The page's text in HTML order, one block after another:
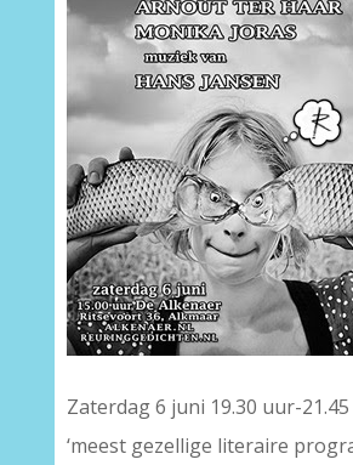
Zaterdag 6 juni 19.30 uur-
‘meest gezellige literaire